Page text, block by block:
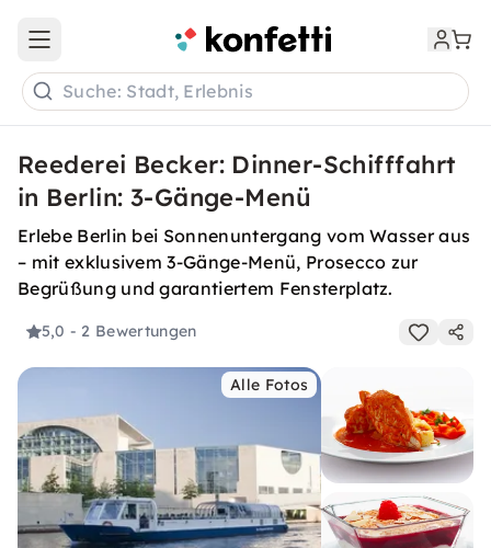
Open main menu
Suche: Stadt, Erlebnis
Reederei Becker: Dinner-Schifffahrt
in Berlin: 3-Gänge-Menü
Erlebe Berlin bei Sonnenuntergang vom Wasser aus
– mit exklusivem 3-Gänge-Menü, Prosecco zur
Begrüßung und garantiertem Fensterplatz.
5,0 - 2 Bewertungen
Alle Fotos